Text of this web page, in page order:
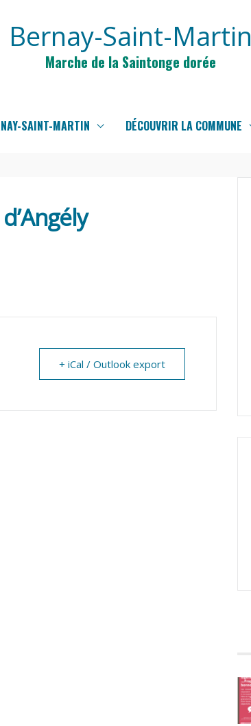
Bernay-Saint-Martin
Marche de la Saintonge dorée
SAINT-MARTIN DÉCOUVRIR LA COMMUNE
+ iCal / Outlook export